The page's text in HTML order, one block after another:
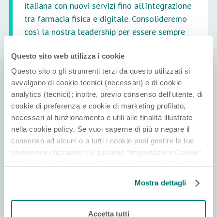
Questo sito web utilizza i cookie
Questo sito o gli strumenti terzi da questo utilizzati si
avvalgono di cookie tecnici (necessari) e di cookie
analytics (tecnici); inoltre, previo consenso dell’utente, di
cookie di preferenza e cookie di marketing profilato,
necessari al funzionamento e utili alle finalità illustrate
nella cookie policy. Se vuoi saperne di più o negare il
consenso ad alcuni o a tutti i cookie puoi gestire le tue
preferenze cliccando sul pulsante “Impostazioni Cookie”.
(ad eccezione dei cookie tecnici, in quanto strettamente
necessari, e dei cookie analytics) e continuare la
navigazione sul sito. Per maggiori informazioni sui cookie
Mostra dettagli
Accetta tutti
italiana con nuovi servizi fino all’integrazione
tra farmacia fisica e digitale. Consolideremo
così la nostra leadership per essere sempre
innovare questo settore”
ha commentatoDavide Tavaniello, co-fondatore e
amministratore delegato di Hippocrates Holding.
Mediobanca(finanziario) eAshurst(legale) hanno
assistito Hippocrates Holding, mentreLatham &
Watkins(lenders counsel) ha agito per il pool di
finanziatori. Intesa e Natixis sono stati coordinatori
della documentazione. Il pool di finanziatori che